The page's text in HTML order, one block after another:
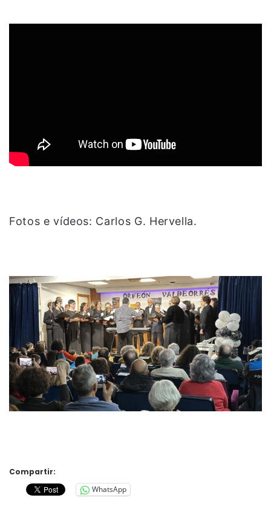
Fotos e vídeos: Carlos G. Hervella.
Compartir:
WhatsApp